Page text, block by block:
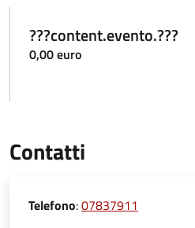
???content.evento.???
0,00 euro
Contatti
Telefono:07837911